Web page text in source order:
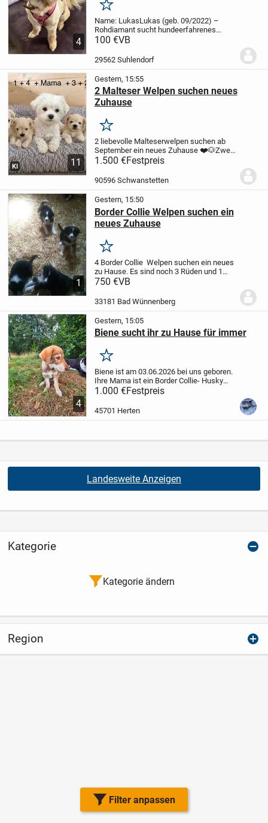
Filter anpassen
4
Merken
Name: LukasLukas (geb. 09/2022) –
Rohdiamant sucht hundeerfahrenes
Zuhause mit Herz und
Rasse: Mischling
(vermutlich Border Terrier / Shih Tzu /
100 €VB
29562 Suhlendorf
11
KI
Gestern, 15:55
2 Malteser Welpen suchen neues
Zuhause
Merken
2 liebevolle Malteserwelpen suchen ab
September ein neues Zuhause ❤️🐶Zwei
ihrer Geschwister haben schon ein neues
Zuhause gefunden und die beiden
Mädchen sind noch auf der Suche.
1.500 €Festpreis
90596 Schwanstetten
1
Gestern, 15:50
Border Collie Welpen suchen ein
neues Zuhause
Merken
4 Border Collie Welpen suchen ein neues
zu Hause. Es sind noch 3 Rüden und 1
Hündin zu haben .Mutter ist Border Collie
leben auf meinen Hof in 33181 Bad...
750 €VB
33181 Bad Wünnenberg
4
Gestern, 15:05
Biene sucht ihr zu Hause für immer
Merken
Biene ist am 03.06.2026 bei uns geboren.
Ihre Mama ist ein Border Collie- Husky
Mischling und der Papa ein Schäferhund
Mischling. Biene ist eher ruhig, sehr
verschmust, verbringt gerne Zeit mit...
1.000 €Festpreis
45701 Herten
Landesweite Anzeigen
Kategorie
Kategorie ändern
Region